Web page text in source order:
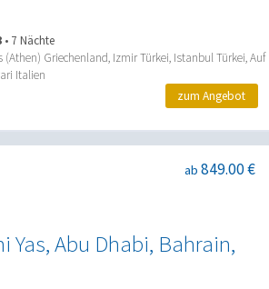
• 7 Nächte
(Athen) Griechenland, Izmir Türkei, Istanbul Türkei, Auf
Italien
zum Angebot
Yas, Abu Dhabi, Bahrain,
ab 849.00 €